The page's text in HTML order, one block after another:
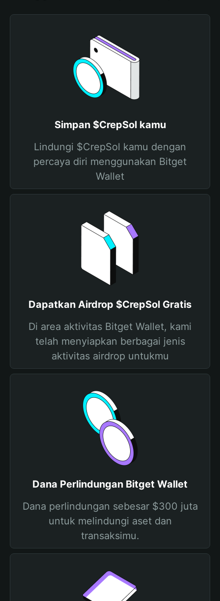
Simpan $CrepSol kamu
Lindungi $CrepSol kamu dengan
percaya diri menggunakan Bitget
Wallet
Dapatkan Airdrop $CrepSol Gratis
Di area aktivitas Bitget Wallet, kami
telah menyiapkan berbagai jenis
aktivitas airdrop untukmu
Dana Perlindungan Bitget Wallet
Dana perlindungan sebesar $300 juta
untuk melindungi aset dan
transaksimu.